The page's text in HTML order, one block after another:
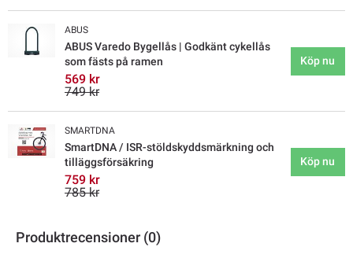
ABUS
ABUS Varedo Bygellås | Godkänt cykellås
som fästs på ramen
569 kr
749 kr
Köp nu
SMARTDNA
SmartDNA / ISR-stöldskyddsmärkning och
tilläggsförsäkring
759 kr
785 kr
Köp nu
Produktrecensioner (0)